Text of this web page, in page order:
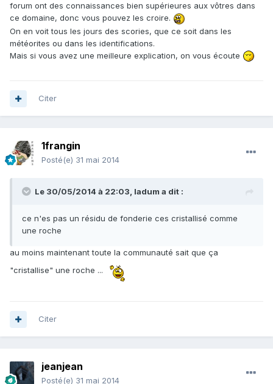
forum ont des connaissances bien supérieures aux vôtres dans
ce domaine, donc vous pouvez les croire.
On en voit tous les jours des scories, que ce soit dans les
météorites ou dans les identifications.
Mais si vous avez une meilleure explication, on vous écoute
Citer
1frangin
Posté(e) 31 mai 2014
Le 30/05/2014 à 22:03, ladum a dit :
ce n'es pas un résidu de fonderie ces cristallisé comme
une roche
au moins maintenant toute la communauté sait que ça
"cristallise" une roche ...
Citer
jeanjean
Posté(e) 31 mai 2014